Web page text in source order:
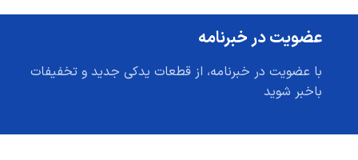
عضویت در خبرنامه
با عضویت در خبرنامه، از قطعات یدکی جدید و تخفیفات
باخبر شوید